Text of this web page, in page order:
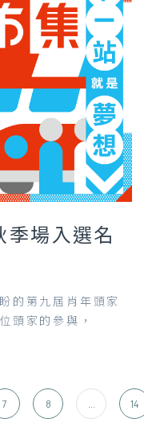
季場入選名
的第九屆肖年頭家
頭家的參與，
7 8 14